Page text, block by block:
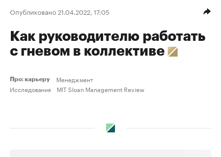
Опубликовано 21.04.2022, 17:05
Как руководителю работать
с гневом в коллективе
Про: карьеру
Менеджмент
Исследования
MIT Sloan Management Review